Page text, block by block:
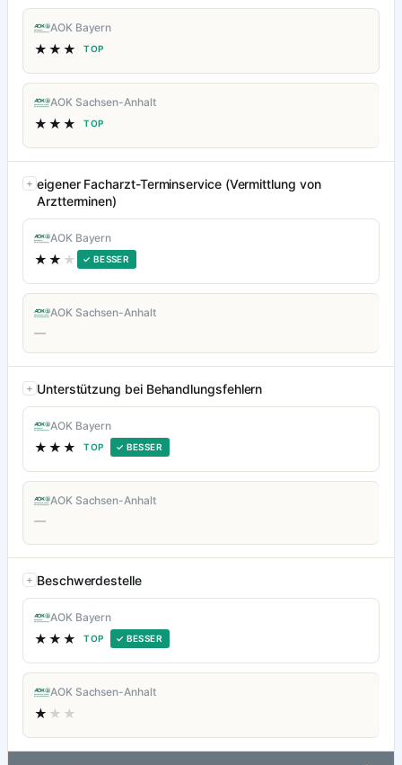
AOK Bayern
★★★ TOP
AOK Sachsen-Anhalt
★★★ TOP
eigener Facharzt-Terminservice (Vermittlung von
Arztterminen)
AOK Bayern
★★ ★ ✓ BESSER
AOK Sachsen-Anhalt
—
Unterstützung bei Behandlungsfehlern
AOK Bayern
★★★ TOP ✓ BESSER
AOK Sachsen-Anhalt
—
Beschwerdestelle
AOK Bayern
★★★ TOP ✓ BESSER
AOK Sachsen-Anhalt
★ ★★